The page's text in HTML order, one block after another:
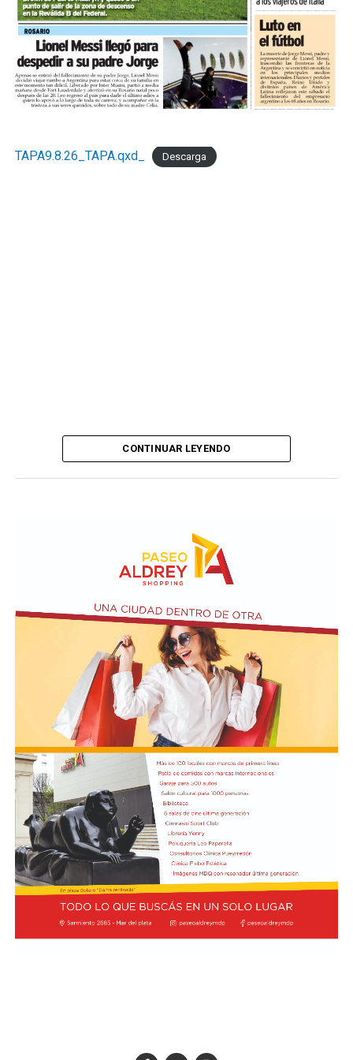
objetivo concreto: que las decisiones de política
económica estén informadas por la realidad del sector
que genera empleo formal, paga sus obligaciones y
sostiene la actividad comercial de Mar del Pata
."Necesitamos la recomposición el poder adquisitivo y el
TAPA9.8.26_TAPA.qxd_ Descarga
CONTINUAR LEYENDO